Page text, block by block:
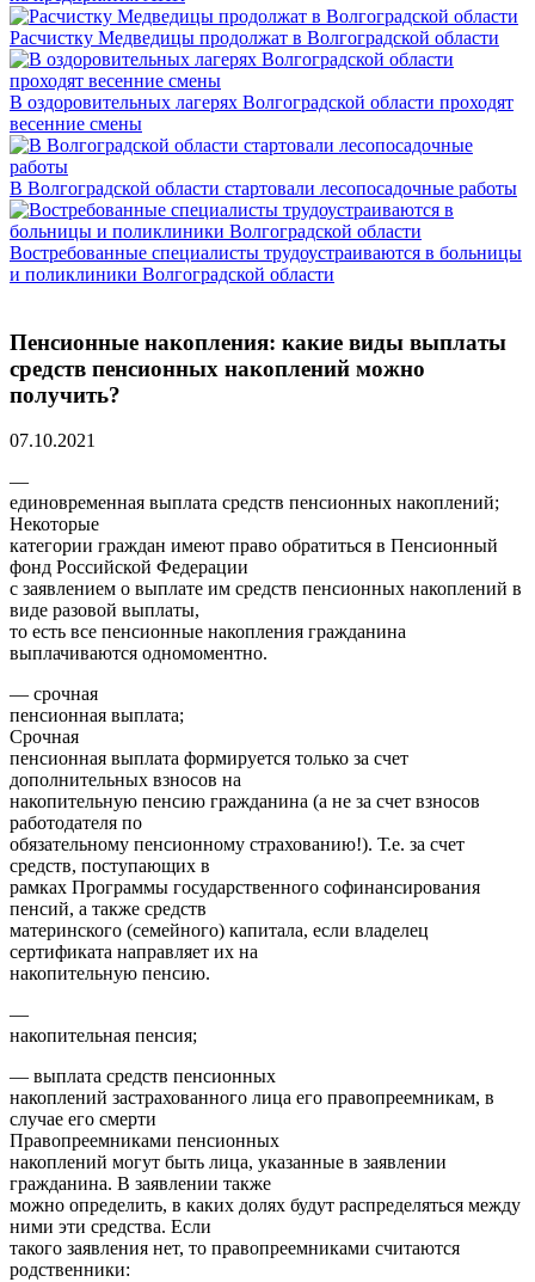
Расчистку Медведицы продолжат в Волгоградской области
В оздоровительных лагерях Волгоградской области проходят
весенние смены
В Волгоградской области стартовали лесопосадочные работы
Востребованные специалисты трудоустраиваются в больницы
и поликлиники Волгоградской области
Пенсионные накопления: какие виды выплаты
средств пенсионных накоплений можно
получить?
07.10.2021
—
единовременная выплата средств пенсионных накоплений;
Некоторые
категории граждан имеют право обратиться в Пенсионный
фонд Российской Федерации
с заявлением о выплате им средств пенсионных накоплений в
виде разовой выплаты,
то есть все пенсионные накопления гражданина
выплачиваются одномоментно.
— срочная
пенсионная выплата;
Срочная
пенсионная выплата формируется только за счет
дополнительных взносов на
накопительную пенсию гражданина (а не за счет взносов
работодателя по
обязательному пенсионному страхованию!). Т.е. за счет
средств, поступающих в
рамках Программы государственного софинансирования
пенсий, а также средств
материнского (семейного) капитала, если владелец
сертификата направляет их на
накопительную пенсию.
—
накопительная пенсия;
— выплата средств пенсионных
накоплений застрахованного лица его правопреемникам, в
случае его смерти
Правопреемниками пенсионных
накоплений могут быть лица, указанные в заявлении
гражданина. В заявлении также
можно определить, в каких долях будут распределяться между
ними эти средства. Если
такого заявления нет, то правопреемниками считаются
родственники: